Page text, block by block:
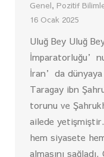
Genel, Pozitif
16 Ocak 2025
Uluğ Bey Uluğ
İran’da dünyaya
Taragay ibn
torunu ve
ailede
hem siyasete
almasını